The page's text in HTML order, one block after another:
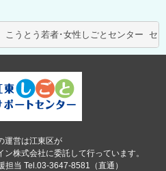
運営は江東区が
株式会社に委託して行っています。
担当 Tel.03-3647-8581（直通）